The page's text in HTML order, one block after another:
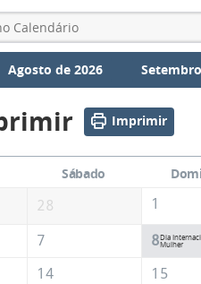
Agosto de 2026
Imprimir
Sábado
28 1
7 8Dia
Mulher
14
15